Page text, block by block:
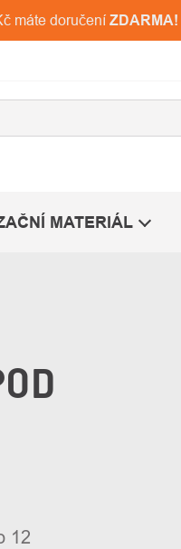
máte doručení ZDARMA!
MATERIÁL
12